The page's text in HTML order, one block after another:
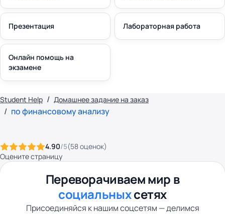
Презентация Лабораторная работа
Онлайн помощь на
экзамене
Student Help Домашнее задание на заказ
по финансовому анализу
4.90/5(58оценок)
Оцените страницу
Переворачиваем мир в
социальныхсетях
Присоединяйся к нашим соцсетям — делимся